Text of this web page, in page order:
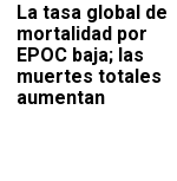
La tasa global de
mortalidad por
EPOC baja; las
muertes totales
aumentan